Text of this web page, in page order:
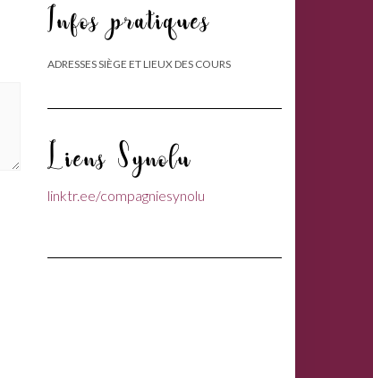
Infos pratiques
ADRESSES SIÈGE ET LIEUX DES COURS
Liens Synolu
linktr.ee/compagniesynolu